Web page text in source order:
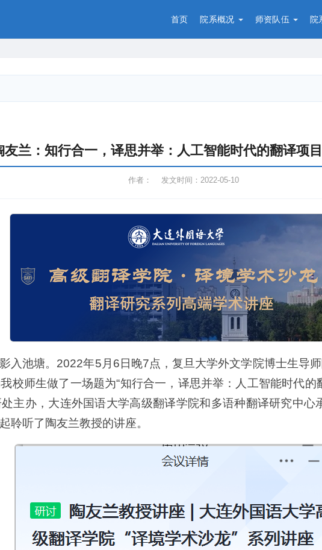
首页 院系概况 师资队伍 院
友兰：知行合一，译思并举：人工智能时代的翻译项
作者： 发文时间：2022-05-10
入池塘。2022年5月6日晚7点，复旦大学外文学院博士生导
校师生做了一场题为“知行合一，译思并举：人工智能时代的
主办，大连外国语大学高级翻译学院和多语种翻译研究中心
聆听了陶友兰教授的讲座。